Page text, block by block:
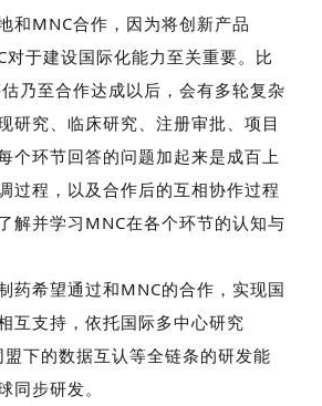
和MNC合作，因为将创新产品
对于建设国际化能力至关重要。比
乃至合作达成以后，会有多轮复杂
研究、临床研究、注册审批、项目
个环节回答的问题加起来是成百上
过程，以及合作后的互相协作过程
解并学习 MNC在各个环节的认知与
药希望通过和MNC的合作，实现国
互支持，依托国际多中心研究
盟下的数据互认等全链条的研发能
同步研发。